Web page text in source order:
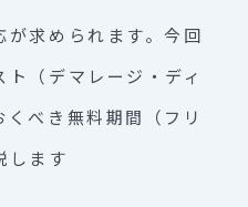
が求められます。今回
（デマレージ・ディ
べき無料期間（フリ
します